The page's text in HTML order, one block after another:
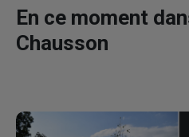
En ce moment
Chausson